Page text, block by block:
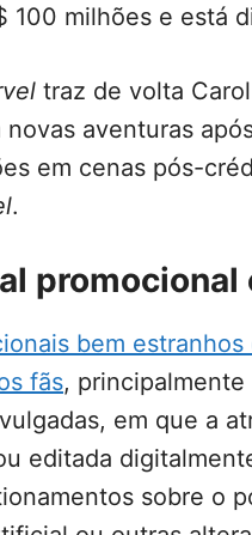
100 milhões e está
traz de volta
aventuras
em cenas pós-
.
bem estranhos
fãs,
em que a
editada
sobre o